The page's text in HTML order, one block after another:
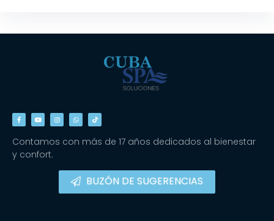
Contamos con más de 17 años dedicados al bienestar
y confort.
BUZÓN DE SUGERENCIAS